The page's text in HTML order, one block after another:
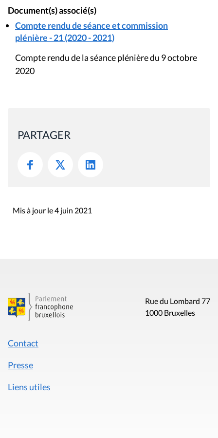
Document(s) associé(s)
Compte rendu de séance et commission
plénière - 21 (2020 - 2021)
Compte rendu de la séance plénière du 9 octobre
2020
PARTAGER
Mis à jour le 4 juin 2021
Rue du Lombard 77
1000 Bruxelles
Contact
Presse
Liens utiles